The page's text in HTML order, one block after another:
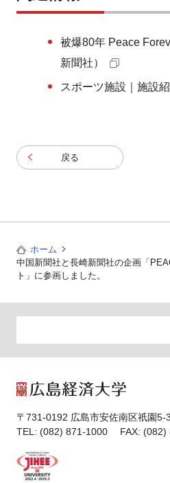
被爆80年 Peace
新聞社）
スポーツ施設｜施設
戻る
ホーム
中国新聞社と長崎新聞社の企画「
ト」に参画しました。
〒731-0192 広島市安佐南区祇園5-
TEL: (082) 871-1000 FAX: (082)